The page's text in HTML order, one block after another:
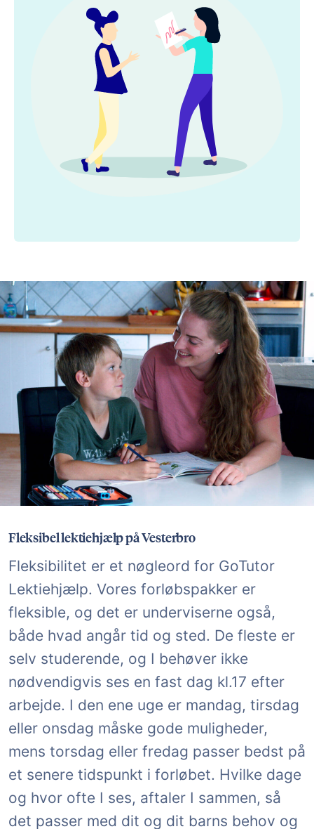
Fleksibel lektiehjælp på Vesterbro
Fleksibilitet er et nøgleord for GoTutor
Lektiehjælp. Vores forløbspakker er
fleksible, og det er underviserne også,
både hvad angår tid og sted. De fleste er
selv studerende, og I behøver ikke
nødvendigvis ses en fast dag kl.17 efter
arbejde. I den ene uge er mandag, tirsdag
eller onsdag måske gode muligheder,
mens torsdag eller fredag passer bedst på
et senere tidspunkt i forløbet. Hvilke dage
og hvor ofte I ses, aftaler I sammen, så
det passer med dit og dit barns behov og